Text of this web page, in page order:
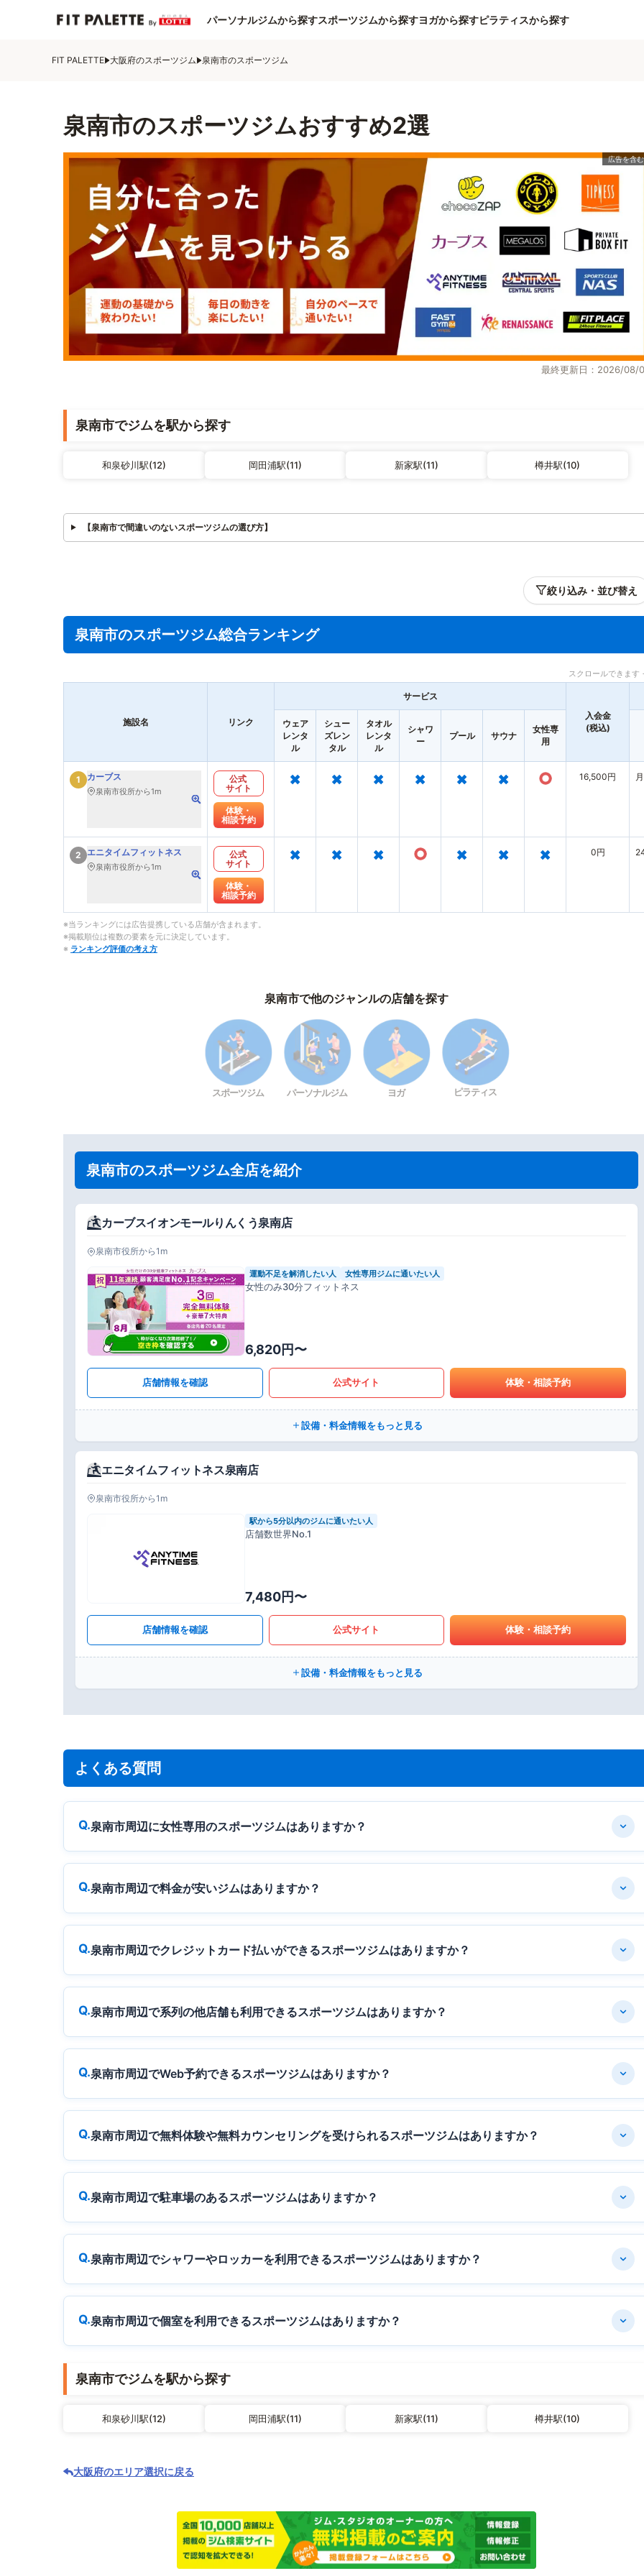
パーソナルジムから探すスポーツジムから探すヨガから探すピラティスから探す
FIT PALETTE 大阪府のスポーツジム 泉南市のスポーツジム
泉南市のスポーツジムおすすめ2選
最終更新日：2026/08/
泉南市でジムを駅から探す
和泉砂川駅(12) 岡田浦駅(11) 新家駅(11) 樽井駅(10)
【泉南市で間違いのないスポーツジムの選び方】
絞り込み・並び替え
泉南市のスポーツジム総合ランキング
スクロールできます
施設名 リンク
サービス
入会金
(税込)
ウェア
レンタ
ル
シュー
ズレン
タル
タオル
レンタ
ル
シャワ
ー
プール サウナ
女性専
用
1 カーブス
泉南市役所から1m
公式
サイト
体験・
相談予約
× × × × × × ○ 16,500円
2 エニタイムフィットネス
泉南市役所から1m
公式
サイト
体験・
相談予約
× × × ○ × × × 0円
※当ランキングには広告提携している店舗が含まれます。
※掲載順位は複数の要素を元に決定しています。
※ ランキング評価の考え方
泉南市で他のジャンルの店舗を探す
スポーツジム パーソナルジム ヨガ ピラティス
泉南市のスポーツジム全店を紹介
カーブスイオンモールりんくう泉南店
泉南市役所から1m
運動不足を解消したい人 女性専用ジムに通いたい人
女性のみ30分フィットネス
6,820円〜
店舗情報を確認 公式サイト 体験・相談予約
設備・料金情報をもっと見る
エニタイムフィットネス泉南店
泉南市役所から1m
駅から5分以内のジムに通いたい人
店舗数世界No.1
7,480円〜
店舗情報を確認 公式サイト 体験・相談予約
設備・料金情報をもっと見る
よくある質問
泉南市周辺に女性専用のスポーツジムはありますか？
泉南市周辺で料金が安いジムはありますか？
泉南市周辺でクレジットカード払いができるスポーツジムはありますか？
泉南市周辺で系列の他店舗も利用できるスポーツジムはありますか？
泉南市周辺でWeb予約できるスポーツジムはありますか？
泉南市周辺で無料体験や無料カウンセリングを受けられるスポーツジムはありますか？
泉南市周辺で駐車場のあるスポーツジムはありますか？
泉南市周辺でシャワーやロッカーを利用できるスポーツジムはありますか？
泉南市周辺で個室を利用できるスポーツジムはありますか？
泉南市でジムを駅から探す
和泉砂川駅(12) 岡田浦駅(11) 新家駅(11) 樽井駅(10)
大阪府のエリア選択に戻る